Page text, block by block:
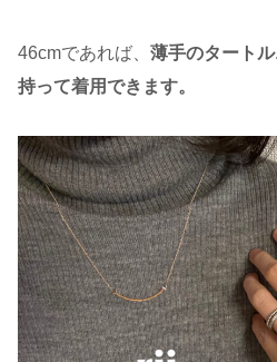
46cmであれば、 薄手のタート
持って着用できます。